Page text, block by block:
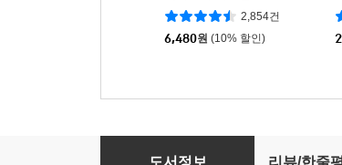
2,854건
6,480원 (10% 할인)
돈의 속성 400쇄 리커버
도서정보 리뷰/한줄